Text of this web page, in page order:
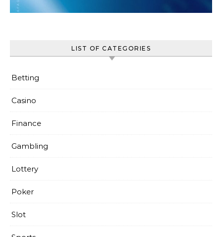
LIST OF CATEGORIES
Betting
Casino
Finance
Gambling
Lottery
Poker
Slot